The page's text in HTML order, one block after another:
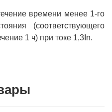
времени менее 1-го
(соответствующего
1 ч) при токе 1,3In.